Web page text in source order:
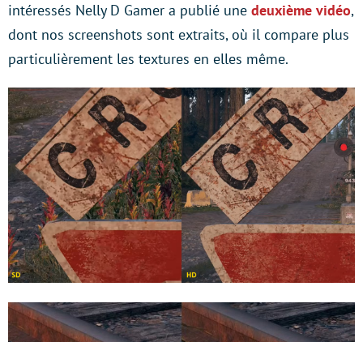
intéressés Nelly D Gamer a publié une deuxième vidéo,
dont nos screenshots sont extraits, où il compare plus
particulièrement les textures en elles même.